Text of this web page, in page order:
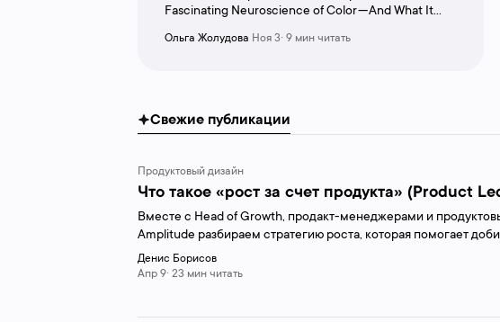
Fascinating Neuroscience of Color — And What It
Ольга Скулкина и Ринат Шайхутдинов. При
Ольга Жолудова Ноя 3· 9 мин читать
Свежие публикации
Продуктовый дизайн
Что такое «рост за счет продукта» (Product
Вместе с Head of Growth, продакт-менеджерами и
Amplitude разбираем стратегию роста, которая помогает
результатов с меньшими затратами — стратегию роста за
Led Growth Strategy). Перед вами перевод бесплатного
Денис Борисов
Апр 9· 23 мин читать